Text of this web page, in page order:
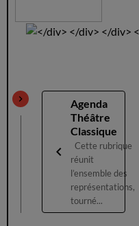
Agenda
Théâtre
Classique
Cette rubrique
réunit
l’ensemble des
représentations,
tourné...